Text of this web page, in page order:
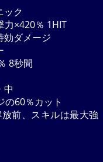
ック
力×420％ 1HIT
効ダメージ
8秒間
中
の60％カット
前、スキルは最大強